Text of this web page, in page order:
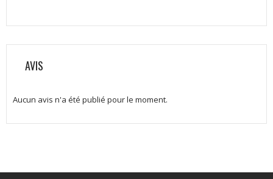
AVIS
Aucun avis n'a été publié pour le moment.